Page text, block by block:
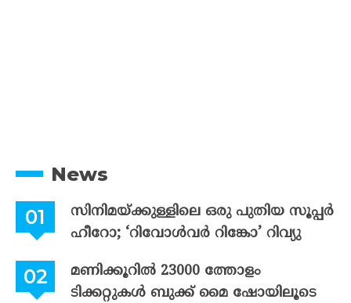
News
സിനിമയ്ക്കുള്ളിലെ ഒരു പുതിയ സൂപ്പർ
ഹീറോ; ‘റിവോൾവർ റിങ്കോ’ റിവ്യു
മണിക്കൂറിൽ 23000 ത്തോളം
ടിക്കറ്റുകൾ ബുക്ക് മൈ ഷോയിലൂടെ